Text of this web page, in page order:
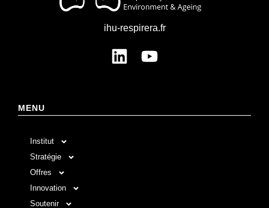
MENU
Institut
Stratégie
Offres
Innovation
Soutenir
ihu-respirera.fr